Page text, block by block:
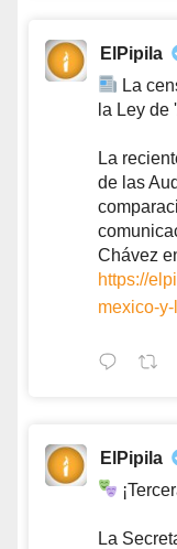
ElPipila
La
la Ley de
La
de las
Chávez
https://
mexico-
ElPipila
La